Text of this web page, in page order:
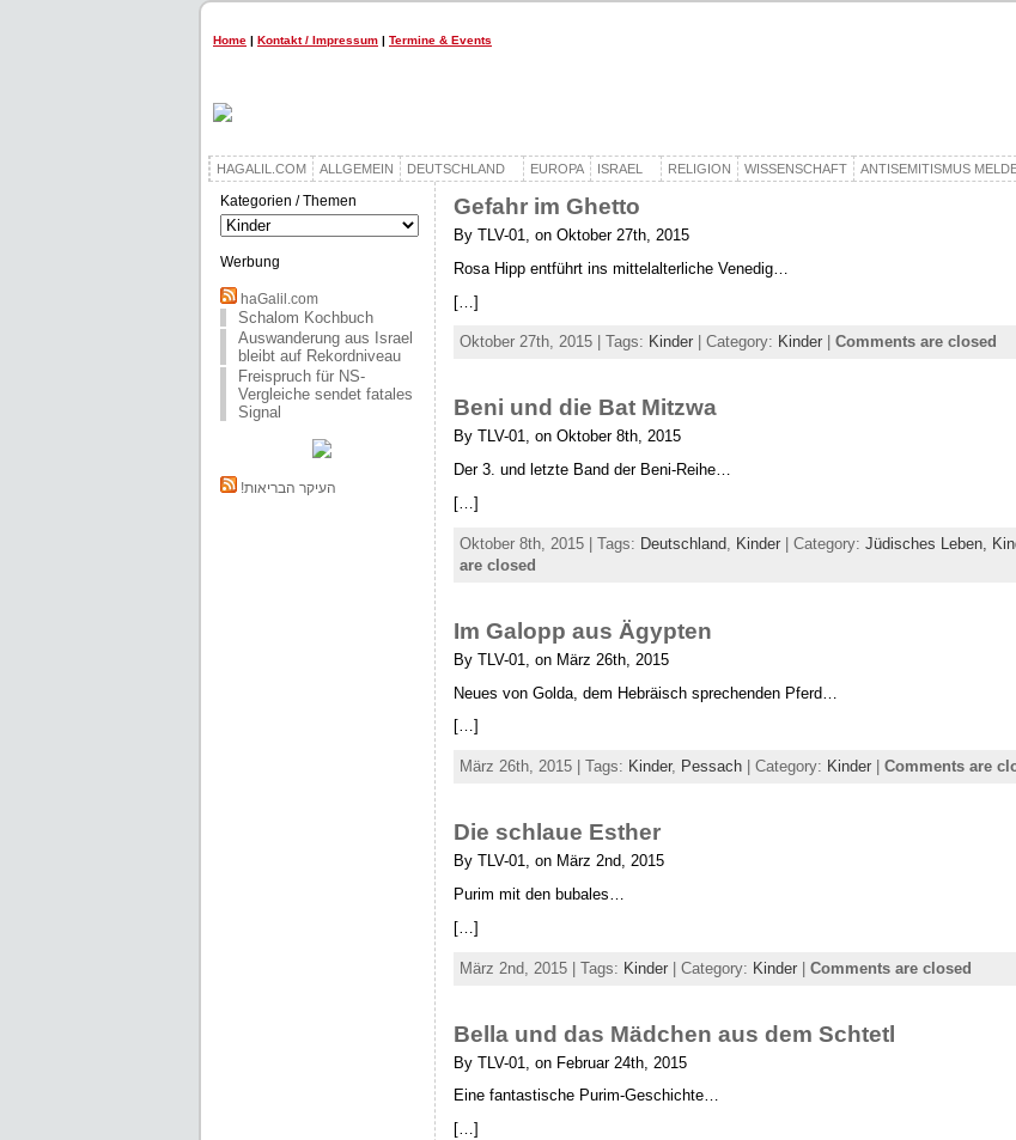
Home | Kontakt / Impressum | Termine & Events
HAGALIL.COM ALLGEMEIN DEUTSCHLAND EUROPA ISRAEL RELIGION WISSENSCHAFT ANTISEMITISMUS
Kategorien / Themen
Kategorien
/
Themen
Werbung
haGalil.com
Schalom Kochbuch
Auswanderung aus Israel
bleibt auf Rekordniveau
Freispruch für NS-
Vergleiche sendet fatales
Signal
!העיקר הבריאות
Gefahr im Ghetto
By TLV-01, on Oktober 27th, 2015
Rosa Hipp entführt ins mittelalterliche Venedig…
[…]
Oktober 27th, 2015 | Tags: Kinder | Category: Kinder Comments are closed
Beni und die Bat Mitzwa
By TLV-01, on Oktober 8th, 2015
Der 3. und letzte Band der Beni-Reihe…
[…]
Oktober 8th, 2015 | Tags: Deutschland Kinder | Category: Jüdisches Leben,
are closed
Im Galopp aus Ägypten
By TLV-01, on März 26th, 2015
Neues von Golda, dem Hebräisch sprechenden Pferd…
[…]
März 26th, 2015 | Tags: Kinder, Pessach | Category: Kinder Comments are
Die schlaue Esther
By TLV-01, on März 2nd, 2015
Purim mit den bubales…
[…]
März 2nd, 2015 | Tags: Kinder | Category: Kinder | Comments are closed
Bella und das Mädchen aus dem Schtetl
By TLV-01, on Februar 24th, 2015
Eine fantastische Purim-Geschichte…
[…]